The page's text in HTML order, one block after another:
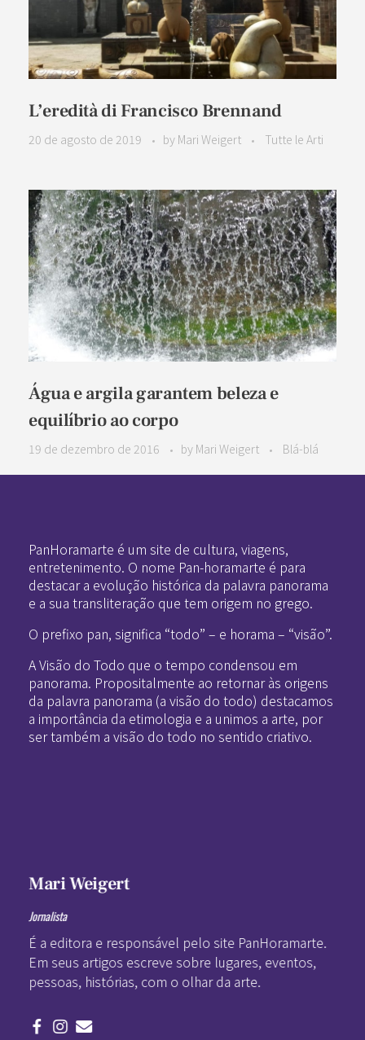
L’eredità di Francisco Brennand
20 de agosto de 2019 by Mari Weigert Tutte le Arti
Água e argila garantem beleza e
equilíbrio ao corpo
19 de dezembro de 2016 by Mari Weigert Blá-blá
PanHoramarte é um site de cultura, viagens,
entretenimento. O nome Pan-horamarte é para
destacar a evolução histórica da palavra panorama
e a sua transliteração que tem origem no grego.
O prefixo pan, significa “todo” – e horama – “visão”.
A Visão do Todo que o tempo condensou em
panorama. Propositalmente ao retornar às origens
da palavra panorama (a visão do todo) destacamos
a importância da etimologia e a unimos a arte, por
ser também a visão do todo no sentido criativo.
Mari Weigert
Jornalista
É a editora e responsável pelo site PanHoramarte.
Em seus artigos escreve sobre lugares, eventos,
pessoas, histórias, com o olhar da arte.